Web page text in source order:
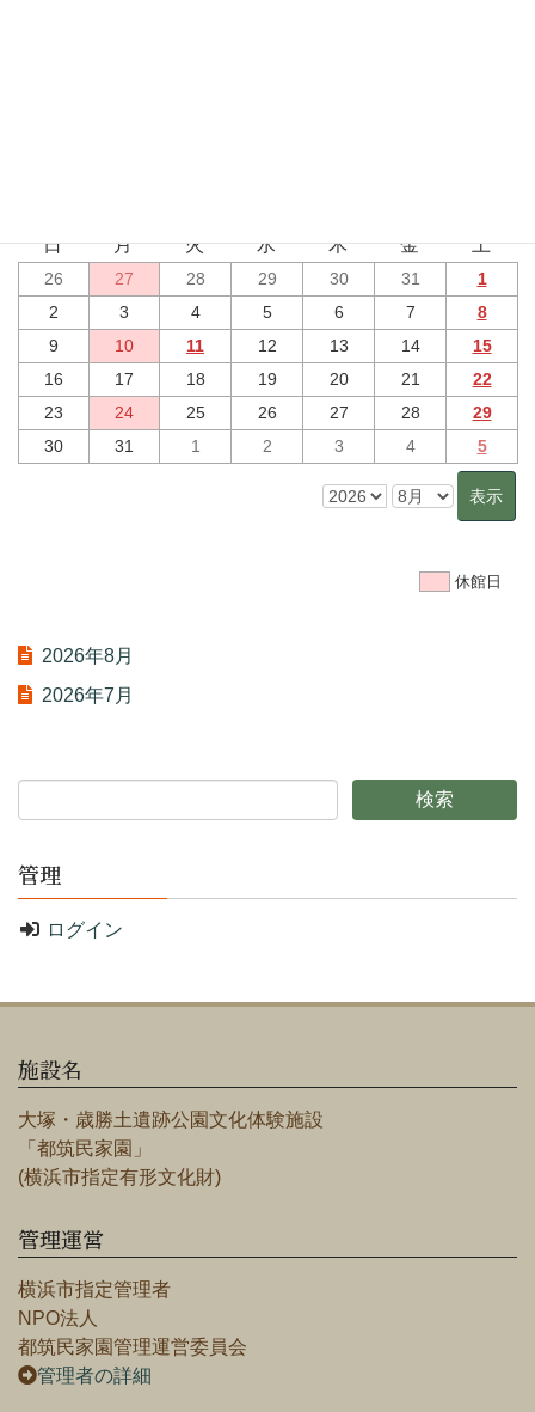
日 月 火 水 木 金 土
26 27 28 29 30 31
1
2
3 4 5 6 7
8
9
10 11 12 13 14
15
16
17 18 19 20 21
22
23
24 25 26 27 28
29
30
31 1 2 3 4 5
休館日
2026年8月
2026年7月
管理
ログイン
施設名
大塚・歳勝土遺跡公園文化体験施設
「都筑民家園」
(横浜市指定有形文化財)
管理運営
横浜市指定管理者
NPO法人
都筑民家園管理運営委員会
管理者の詳細